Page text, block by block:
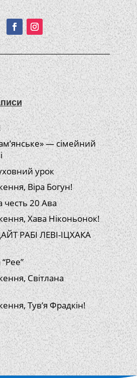
— сімейний
урок
Віра Богун!
20 Ава
Хава Ніконьонок!
РАБІ ЛЕВІ-ІЦХАКА
Світлана
Тув’я Фрадкін!